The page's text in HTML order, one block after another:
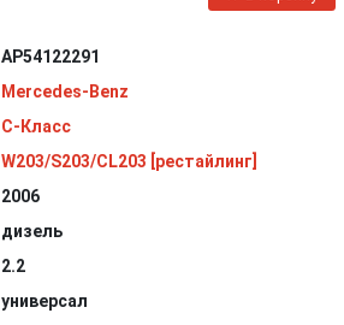
AP54122291
Mercedes-Benz
C-Класс
W203/S203/CL203 [рестайлинг]
2006
дизель
2.2
универсал